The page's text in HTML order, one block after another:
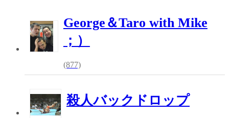
George＆Taro with Mike
；）
(877)
殺人バックドロップ